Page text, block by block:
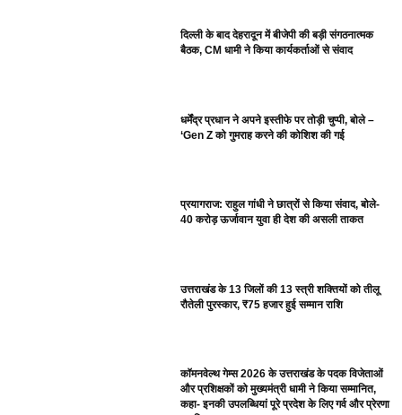
दिल्ली के बाद देहरादून में बीजेपी की बड़ी संगठनात्मक
बैठक, CM धामी ने किया कार्यकर्ताओं से संवाद
धर्मेंद्र प्रधान ने अपने इस्तीफे पर तोड़ी चुप्पी, बोले –
‘Gen Z को गुमराह करने की कोशिश की गई
प्रयागराज: राहुल गांधी ने छात्रों से किया संवाद, बोले-
40 करोड़ ऊर्जावान युवा ही देश की असली ताकत
उत्तराखंड के 13 जिलों की 13 स्त्री शक्तियों को तीलू
रौतेली पुरस्कार, ₹75 हजार हुई सम्मान राशि
कॉमनवेल्थ गेम्स 2026 के उत्तराखंड के पदक विजेताओं
और प्रशिक्षकों को मुख्यमंत्री धामी ने किया सम्मानित,
कहा- इनकी उपलब्धियां पूरे प्रदेश के लिए गर्व और प्रेरणा